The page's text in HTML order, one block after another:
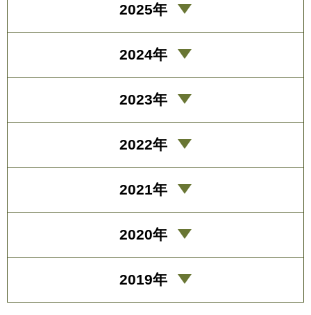
2025年
2024年
2023年
2022年
2021年
2020年
2019年